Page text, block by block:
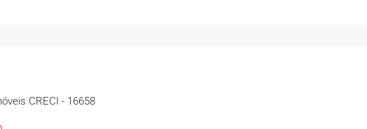
CRECI - 16658